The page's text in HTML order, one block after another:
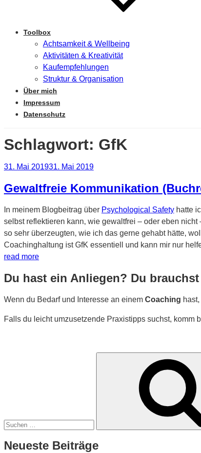
Toolbox
Achtsamkeit & Wellbeing
Aktivitäten & Kreativität
Kaufempfehlungen
Struktur & Organisation
Über mich
Impressum
Datenschutz
Schlagwort: GfK
Veröffentlicht
31. Mai 201931. Mai 2019
Gewaltfreie Kommunikation
In meinem Blogbeitrag über Psychological Safety hatte
selbst reflektieren kann, wie gewaltfrei – oder eben
so sehr überzeugten, wie ich das gerne gehabt hätte,
Coachinghaltung ist GfK essentiell und kann mir nur
read more
Du hast ein Anliegen? Du
Wenn du Bedarf und Interesse an einem Coaching
Falls du leicht umzusetzende Praxistipps suchst, komm
Neueste Beiträge